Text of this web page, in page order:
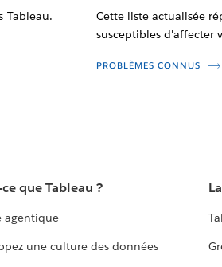
Tableau.
Cette liste actualisée
susceptibles d'affecter
PROBLÈMES CONNUS
que Tableau ?
agentique
une culture des données